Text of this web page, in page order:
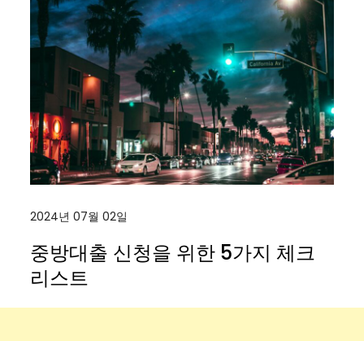
2024년 07월 02일
중방대출 신청을 위한 5가지 체크
리스트